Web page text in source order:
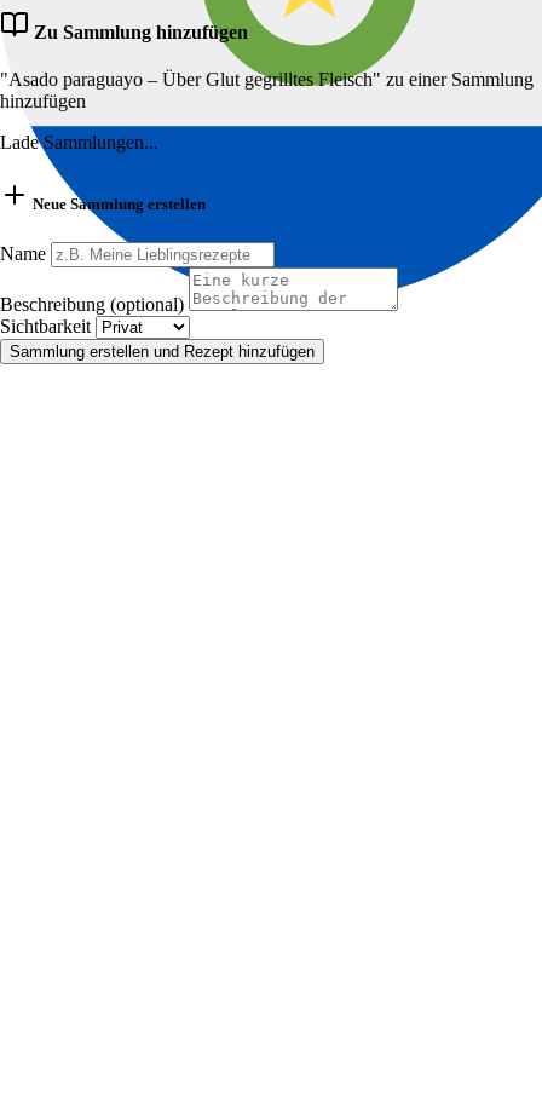
Zu Sammlung hinzufügen
"Asado paraguayo – Über Glut gegrilltes Fleisch" zu einer Sammlung
hinzufügen
Lade Sammlungen...
Neue Sammlung erstellen
Name
Beschreibung (optional)
Sichtbarkeit
Sammlung erstellen und Rezept hinzufügen